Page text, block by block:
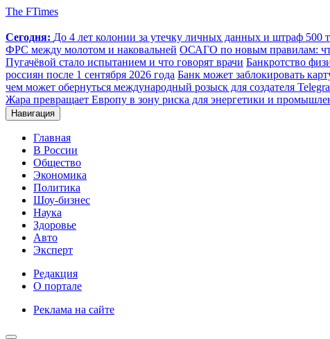
The FTimes
Сегодня: До 4 лет колонии за утечку личных данных и штраф 500
ФРС между молотом и наковальней ОСАГО по новым правилам: что
Пугачёвой стало испытанием и что говорят врачи Банкротство
россиян после 1 сентября 2026 года Банк может заблокировать
чем может обернуться международный розыск для создателя
Жара превращает Европу в зону риска для энергетики и
Навигация
Главная
В России
Общество
Экономика
Политика
Шоу-бизнес
Наука
Здоровье
Авто
Эксперт
Редакция
О портале
Реклама на сайте